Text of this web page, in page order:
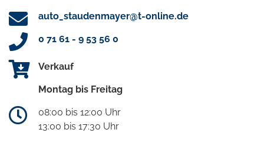
auto_staudenmayer@t-online.de
0 71 61 - 9 53 56 0
Verkauf
Montag bis Freitag
08:00 bis 12:00 Uhr
13:00 bis 17:30 Uhr